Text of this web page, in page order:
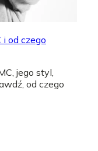
od czego
jego styl,
od czego